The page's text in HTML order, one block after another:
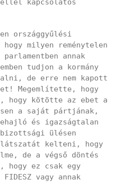
kapcsolatos
országgyűlési
milyen reménytelen
annak
tudjon a kormány
de erre nem kapott
Megemlítette, hogy
hogy kötötte az ebet a
a saját pártjának,
és igazságtalan
ülésen
látszatát kelteni, hogy
de a végső döntés
hogy ez csak egy
vagy annak